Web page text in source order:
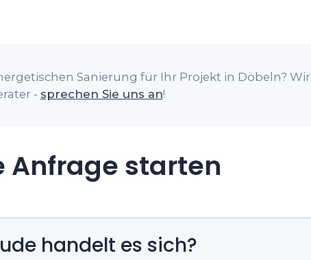
Sanierung für Ihr Projekt in Döbeln? Wir
- sprechen Sie uns an!
Anfrage starten